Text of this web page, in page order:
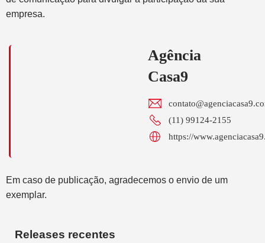
empresa.
Agência
Casa9
(11) 99124-2155
https://
Em caso de publicação, agradecemos o envio de um
exemplar.
Releases recentes